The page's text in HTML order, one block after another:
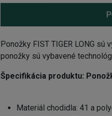
Ponožky FIST TIGER LONG
ponožky sú vybavené
Špecifikácia produktu:
Materiál chodidla: 41 a